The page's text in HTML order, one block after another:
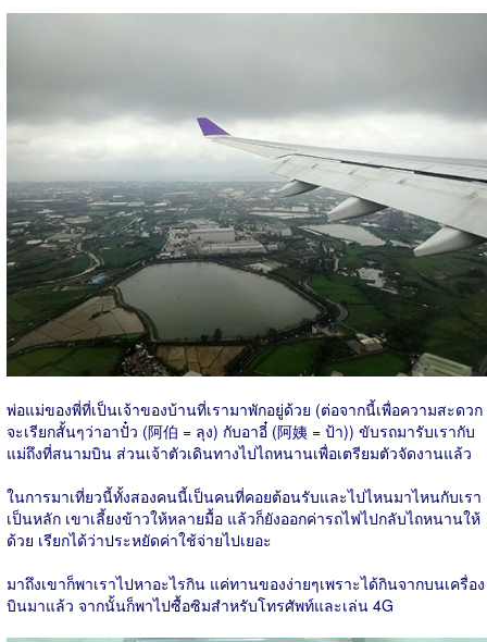
พ่อแม่ของพี่ที่เป็นเจ้าของบ้านที่เรามาพักอยู่ด้วย (ต่อจากนี้เพื่อความสะดวก
จะเรียกสั้นๆว่าอาปั๋ว (阿伯 = ลุง) กับอาอี๋ (阿姨 = ป้า)) ขับรถมารับเรากับ
แม่ถึงที่สนามบิน ส่วนเจ้าตัวเดินทางไปไถหนานเพื่อเตรียมตัวจัดงานแล้ว
ในการมาเที่ยวนี้ทั้งสองคนนี้เป็นคนที่คอยต้อนรับและไปไหนมาไหนกับเรา
เป็นหลัก เขาเลี้ยงข้าวให้หลายมื้อ แล้วก็ยังออกค่ารถไฟไปกลับไถหนานให้
ด้วย เรียกได้ว่าประหยัดค่าใช้จ่ายไปเยอะ
มาถึงเขาก็พาเราไปหาอะไรกิน แค่ทานของง่ายๆเพราะได้กินจากบนเครื่อง
บินมาแล้ว จากนั้นก็พาไปซื้อซิมสำหรับโทรศัพท์และเล่น 4G